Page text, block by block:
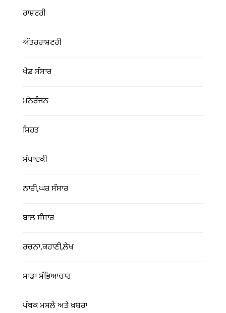
ਰਾਸ਼ਟਰੀ
ਅੰਤਰਰਾਸ਼ਟਰੀ
ਖੇਡ ਸੰਸਾਰ
ਮਨੋਰੰਜਨ
ਸਿਹਤ
ਸੰਪਾਦਕੀ
ਨਾਰੀ,ਘਰ ਸੰਸਾਰ
ਬਾਲ ਸੰਸਾਰ
ਰਚਨਾ,ਕਹਾਣੀ,ਲੇਖ
ਸਾਡਾ ਸੱਭਿਆਚਾਰ
ਪੰਥਕ ਮਸਲੇ ਅਤੇ ਖ਼ਬਰਾਂ